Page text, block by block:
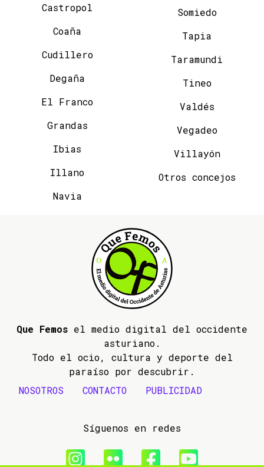
Castropol
Coaña
Cudillero
Degaña
El Franco
Grandas
Ibias
Illano
Navia
Somiedo
Tapia
Taramundi
Tineo
Valdés
Vegadeo
Villayón
Otros concejos
Que Femos el medio digital del occidente
asturiano.
Todo el ocio, cultura y deporte del
paraíso por descubrir.
NOSOTROS
CONTACTO PUBLICIDAD
Síguenos en redes